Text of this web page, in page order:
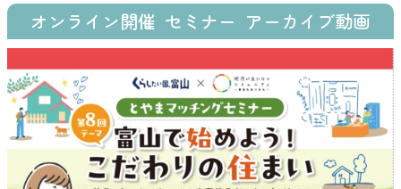
オンライン開催 セミナー アーカイブ動画